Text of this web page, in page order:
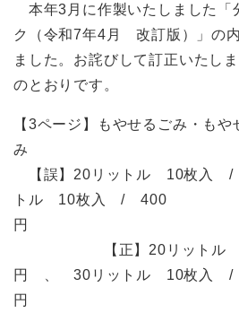
本年3月に作製いたしました「
ク（令和7年4月 改訂版）」の
ました。お詫びして訂正いたし
のとおりです。
【3ページ】もやせるごみ・もや
【誤】20リットル 10枚入
トル 10枚入 / 400
【正】20リットル
円 、 30リットル 10枚入
円